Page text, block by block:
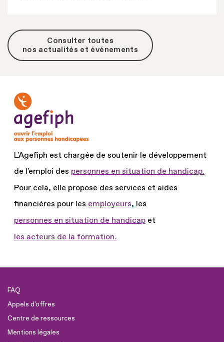
Consulter toutes
nos actualités et événements
L'Agefiph est chargée de soutenir le développement
de l'emploi des personnes en situation de handicap.
Pour cela, elle propose des services et aides
financières pour les employeurs, les
personnes en situation de handicap et
les acteurs de la formation.
FAQ
Appels d'offres
Centre de ressources
Mentions légales